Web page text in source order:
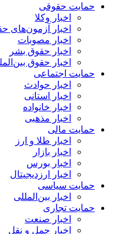
حمایت حقوقی
اخبار وکلا
اخبار آزمون‌های
اخبار مصوبات
اخبار حقوق بشر
اخبار حقوق
حمایت اجتماعی
اخبار حوادث
اخبار استانی
اخبار خانواده
اخبار مذهبی
حمایت مالی
اخبار طلا و ارز
اخبار بازار
اخبار بورس
اخبار ارزدیجیتال
حمایت سیاسی
اخبار بین‌المللی
حمایت تجاری
اخبار صنعت
اخبار حمل و نقل